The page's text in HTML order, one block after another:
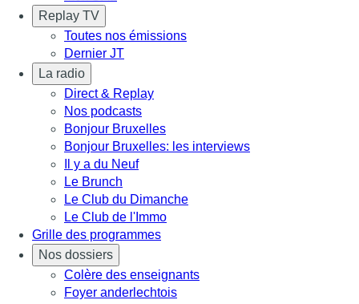
Replay TV
Toutes nos émissions
Dernier JT
La radio
Direct & Replay
Nos podcasts
Bonjour Bruxelles
Bonjour Bruxelles: les interviews
Il y a du Neuf
Le Brunch
Le Club du Dimanche
Le Club de l'Immo
Grille des programmes
Nos dossiers
Colère des enseignants
Foyer anderlechtois